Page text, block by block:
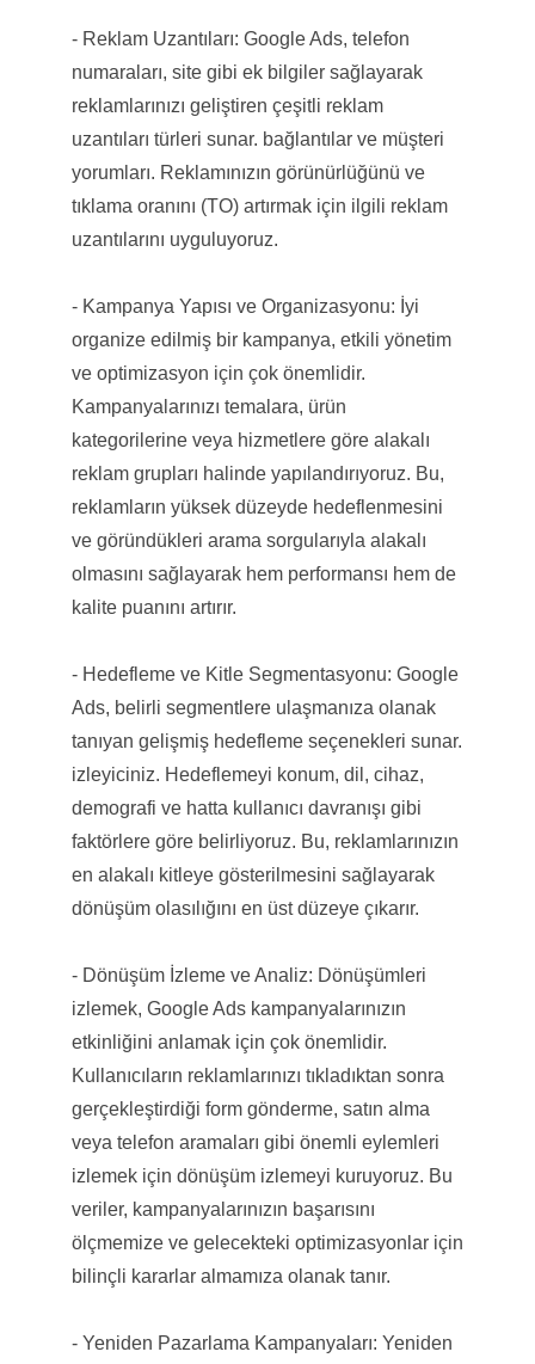
- Reklam Uzantıları: Google Ads, telefon
numaraları, site gibi ek bilgiler sağlayarak
reklamlarınızı geliştiren çeşitli reklam
uzantıları türleri sunar. bağlantılar ve müşteri
yorumları. Reklamınızın görünürlüğünü ve
tıklama oranını (TO) artırmak için ilgili reklam
uzantılarını uyguluyoruz.
- Kampanya Yapısı ve Organizasyonu: İyi
organize edilmiş bir kampanya, etkili yönetim
ve optimizasyon için çok önemlidir.
Kampanyalarınızı temalara, ürün
kategorilerine veya hizmetlere göre alakalı
reklam grupları halinde yapılandırıyoruz. Bu,
reklamların yüksek düzeyde hedeflenmesini
ve göründükleri arama sorgularıyla alakalı
olmasını sağlayarak hem performansı hem de
kalite puanını artırır.
- Hedefleme ve Kitle Segmentasyonu: Google
Ads, belirli segmentlere ulaşmanıza olanak
tanıyan gelişmiş hedefleme seçenekleri sunar.
izleyiciniz. Hedeflemeyi konum, dil, cihaz,
demografi ve hatta kullanıcı davranışı gibi
faktörlere göre belirliyoruz. Bu, reklamlarınızın
en alakalı kitleye gösterilmesini sağlayarak
dönüşüm olasılığını en üst düzeye çıkarır.
- Dönüşüm İzleme ve Analiz: Dönüşümleri
izlemek, Google Ads kampanyalarınızın
etkinliğini anlamak için çok önemlidir.
Kullanıcıların reklamlarınızı tıkladıktan sonra
gerçekleştirdiği form gönderme, satın alma
veya telefon aramaları gibi önemli eylemleri
izlemek için dönüşüm izlemeyi kuruyoruz. Bu
veriler, kampanyalarınızın başarısını
ölçmemize ve gelecekteki optimizasyonlar için
bilinçli kararlar almamıza olanak tanır.
- Yeniden Pazarlama Kampanyaları: Yeniden